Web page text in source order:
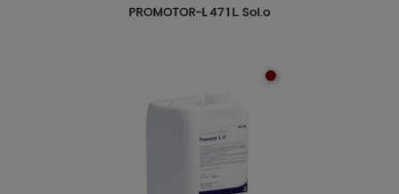
PROMOTOR-L 47 1 L. Sol.o